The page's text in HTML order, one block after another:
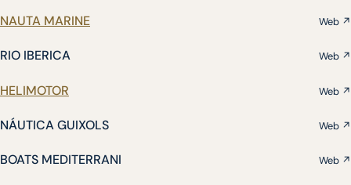
NAUTA MARINE Web ↗
RIO IBERICA Web ↗
HELIMOTOR Web ↗
NÁUTICA GUIXOLS Web ↗
BOATS MEDITERRANI Web ↗